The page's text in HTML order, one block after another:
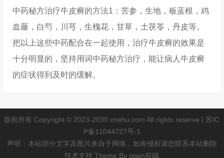
中药秘方治疗牛皮癣的方法1：苦参，生地，板蓝根，鸡
血藤，白芍，川芎，生槐花，甘草，土茯苓，丹皮等。
把以上这些中药配合在一起使用，治疗牛皮癣的效果是
十分明显的，坚持用词中药秘方治疗，能让病人牛皮癣
的症状得到及时的缓解。
版权所有 Copyright © 2023-2030 cnehu.com All rights reserve |苏IC
P备11044727号-1
声明：本站部分文字及图片来自于网络，如有侵权请您联系本站删除
技术支持 Theme Byopen前端